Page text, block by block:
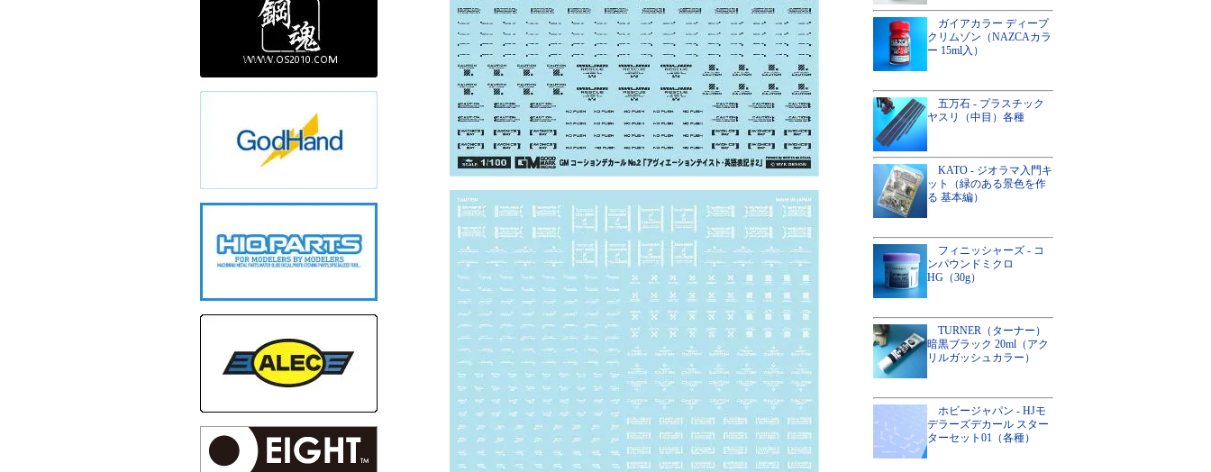
ガイアカラー ディープ
クリムゾン（NAZCAカラ
ー 15ml入）
五万石 - プラスチック
ヤスリ（中目）各種
KATO - ジオラマ入門キ
ット（緑のある景色を作
る 基本編）
フィニッシャーズ - コ
ンパウンドミクロ
HG（30g）
TURNER（ターナー）
暗黒ブラック 20ml（アク
リルガッシュカラー）
ホビージャパン - HJモ
デラーズデカール スター
ターセット01（各種）